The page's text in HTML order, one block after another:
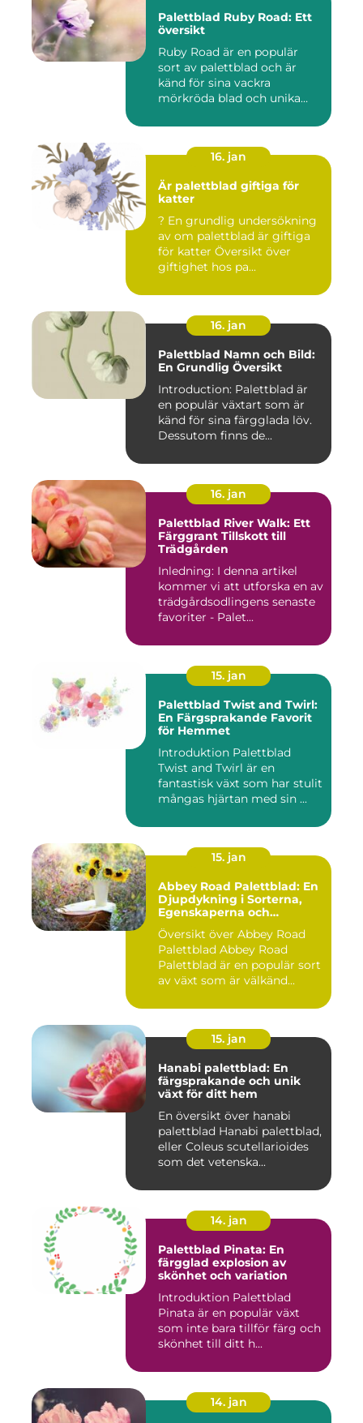
Palettblad Ruby Road: Ett
översikt
Ruby Road är en populär
sort av palettblad och är
känd för sina vackra
mörkröda blad och unika
16. jan
Är palettblad giftiga för
katter
? En grundlig undersökning
av om palettblad är giftiga
för katter Översikt över
giftighet hos pa...
16. jan
Palettblad Namn och Bild:
En Grundlig Översikt
Introduction: Palettblad är
en populär växtart som är
känd för sina färgglada löv.
Dessutom finns de...
16. jan
Palettblad River Walk: Ett
Färggrant Tillskott till
Trädgården
Inledning: I denna artikel
kommer vi att utforska en av
trädgårdsodlingens senaste
favoriter - Palet...
15. jan
Palettblad Twist and Twirl:
En Färgsprakande Favorit
för Hemmet
Introduktion Palettblad
Twist and Twirl är en
fantastisk växt som har stulit
mångas hjärtan med sin ...
15. jan
Abbey Road Palettblad: En
Djupdykning i Sorterna,
Egenskaperna och
Historien
Översikt över Abbey Road
Palettblad Abbey Road
Palettblad är en populär sort
av växt som är välkänd...
15. jan
Hanabi palettblad: En
färgsprakande och unik
växt för ditt hem
En översikt över hanabi
palettblad Hanabi palettblad,
eller Coleus scutellarioides
som det vetenska...
14. jan
Palettblad Pinata: En
färgglad explosion av
skönhet och variation
Introduktion Palettblad
Pinata är en populär växt
som inte bara tillför färg och
skönhet till ditt h...
14. jan